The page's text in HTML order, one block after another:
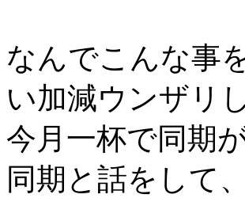
なんでこんな事
い加減ウンザリ
今月一杯で同期
同期と話をして